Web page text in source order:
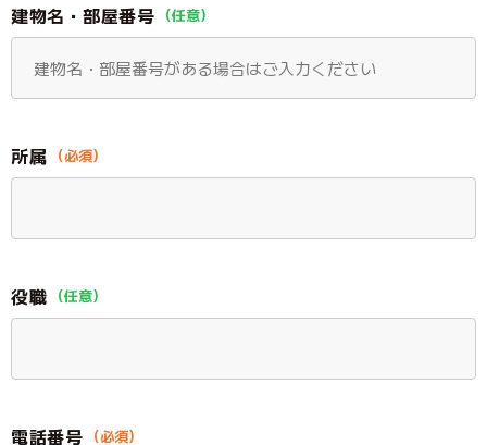
マ
ジ
ン
建物名・部屋番号
所属
役職
電話番号